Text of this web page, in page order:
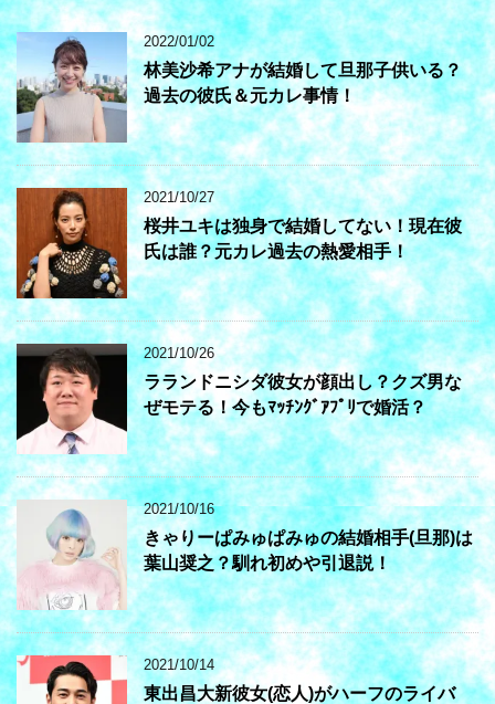
2022/01/02
林美沙希アナが結婚して旦那子供いる？
過去の彼氏＆元カレ事情！
2021/10/27
桜井ユキは独身で結婚してない！現在彼
氏は誰？元カレ過去の熱愛相手！
2021/10/26
ラランドニシダ彼女が顔出し？クズ男な
ぜモテる！今もﾏｯﾁﾝｸﾞｱﾌﾟﾘで婚活？
2021/10/16
きゃりーぱみゅぱみゅの結婚相手(旦那)は
葉山奨之？馴れ初めや引退説！
2021/10/14
東出昌大新彼女(恋人)がハーフのライバ